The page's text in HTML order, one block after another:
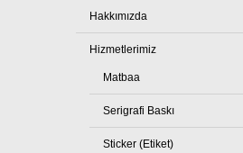
Hakkımızda
Hizmetlerimiz
Matbaa
Serigrafi Baskı
Sticker (Etiket)